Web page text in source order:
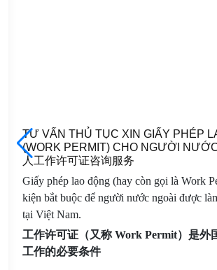
TƯ VẤN THỦ TỤC XIN GIẤY PHÉP
(WORK PERMIT) CHO NGƯỜI
人工作许可证咨询服务
Giấy phép lao động (hay còn gọi là Work
kiện bắt buộc để người nước ngoài được
tại Việt Nam.
工作许可证（又称 Work Permit）是外
工作的必要条件